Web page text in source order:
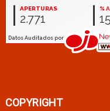
COPYRIGHT